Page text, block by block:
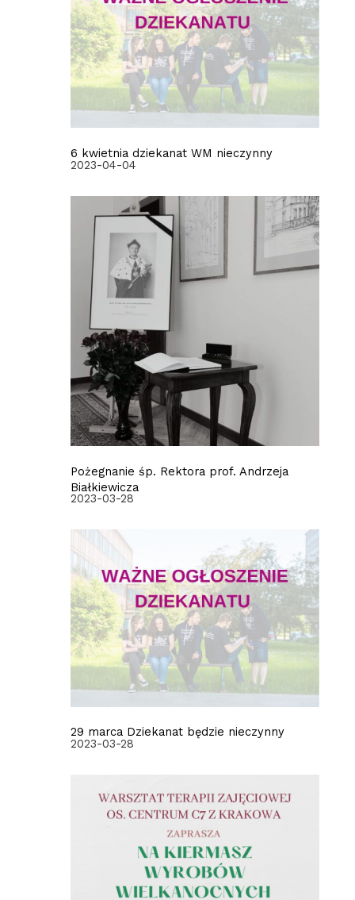
6 kwietnia dziekanat WM nieczynny
2023-04-04
Pożegnanie śp. Rektora prof. Andrzeja
Białkiewicza
2023-03-28
29 marca Dziekanat będzie nieczynny
2023-03-28